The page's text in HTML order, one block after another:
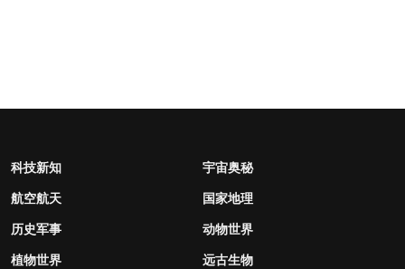
科技新知
宇宙奥秘
航空航天
国家地理
历史军事
动物世界
植物世界
远古生物